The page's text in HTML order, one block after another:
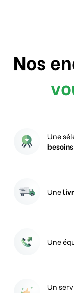
Nos
Une
besoins
Une
Une
Un